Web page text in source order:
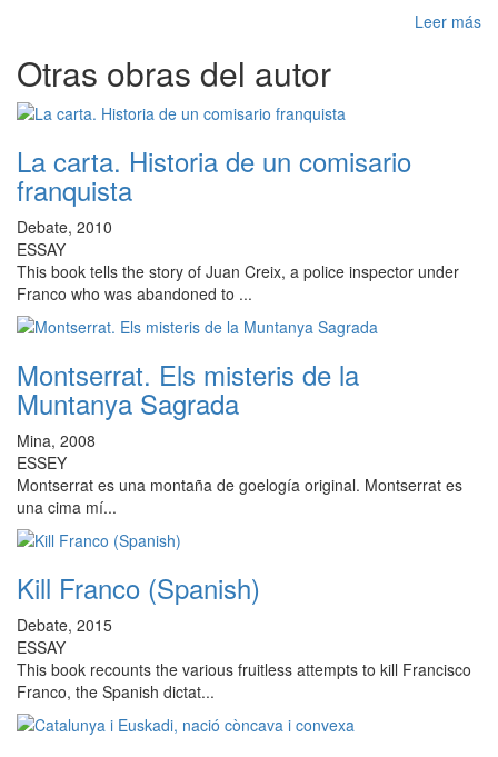
Leer más
Otras obras del autor
La carta. Historia de un comisario
franquista
Debate, 2010
ESSAY
This book tells the story of Juan Creix, a police inspector under
Franco who was abandoned to ...
Montserrat. Els misteris de la
Muntanya Sagrada
Mina, 2008
ESSEY
Montserrat es una montaña de goelogía original. Montserrat es
una cima mí...
Kill Franco (Spanish)
Debate, 2015
ESSAY
This book recounts the various fruitless attempts to kill Francisco
Franco, the Spanish dictat...